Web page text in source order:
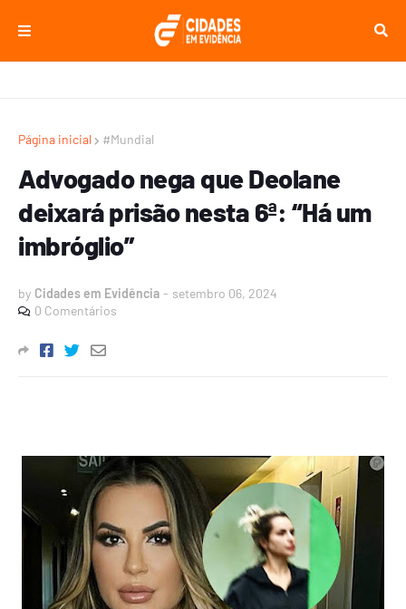
Página inicial #Mundial
Advogado nega que Deolane
deixará prisão nesta 6ª: “Há um
imbróglio”
by Cidades em Evidência - setembro 06, 2024
0 Comentários